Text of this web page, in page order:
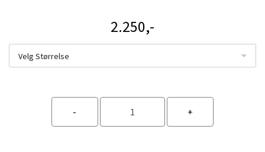
2.250,-
Velg Størrelse